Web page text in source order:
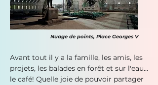
Nuage de points, Place Georges V
Avant tout il y a la famille, les amis, les
projets, les balades en forêt et sur l'eau...
le café! Quelle joie de pouvoir partager